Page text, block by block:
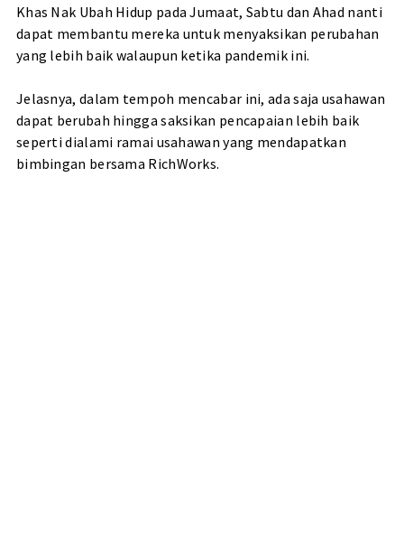
Khas Nak Ubah Hidup pada Jumaat, Sabtu dan Ahad nanti
dapat membantu mereka untuk menyaksikan perubahan
yang lebih baik walaupun ketika pandemik ini.
Jelasnya, dalam tempoh mencabar ini, ada saja usahawan
dapat berubah hingga saksikan pencapaian lebih baik
seperti dialami ramai usahawan yang mendapatkan
bimbingan bersama RichWorks.